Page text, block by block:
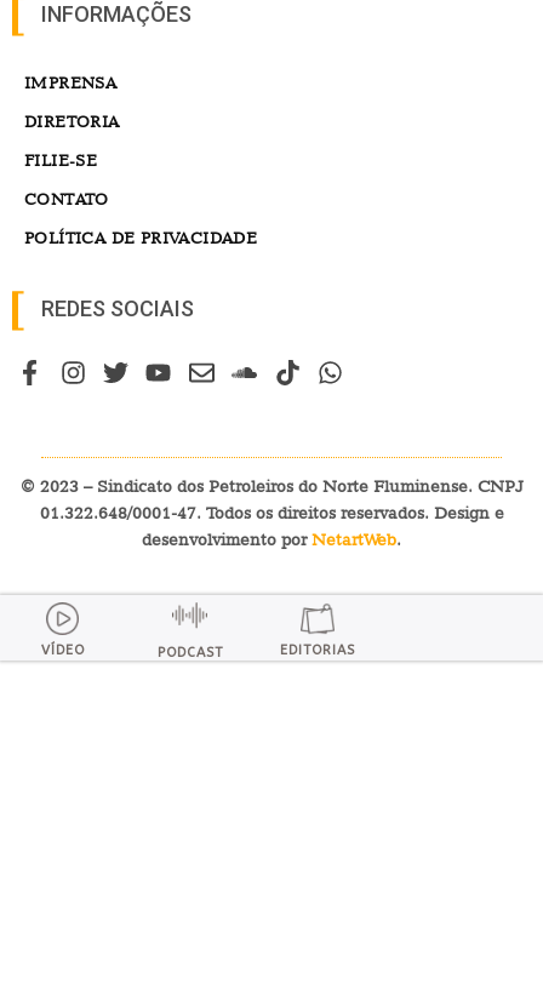
INFORMAÇÕES
IMPRENSA
DIRETORIA
FILIE-SE
CONTATO
POLÍTICA DE PRIVACIDADE
REDES SOCIAIS
© 2023 – Sindicato dos Petroleiros do Norte Fluminense. CNPJ
01.322.648/0001-47. Todos os direitos reservados. Design e
desenvolvimento porNetartWeb.
VÍDEO PODCAST EDITORIAS